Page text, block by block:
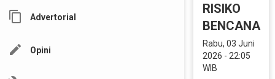
content_copy Advertorial
edit Opini
RISIKO
BENCANA
Rabu, 03 Juni
2026 - 22:05
WIB